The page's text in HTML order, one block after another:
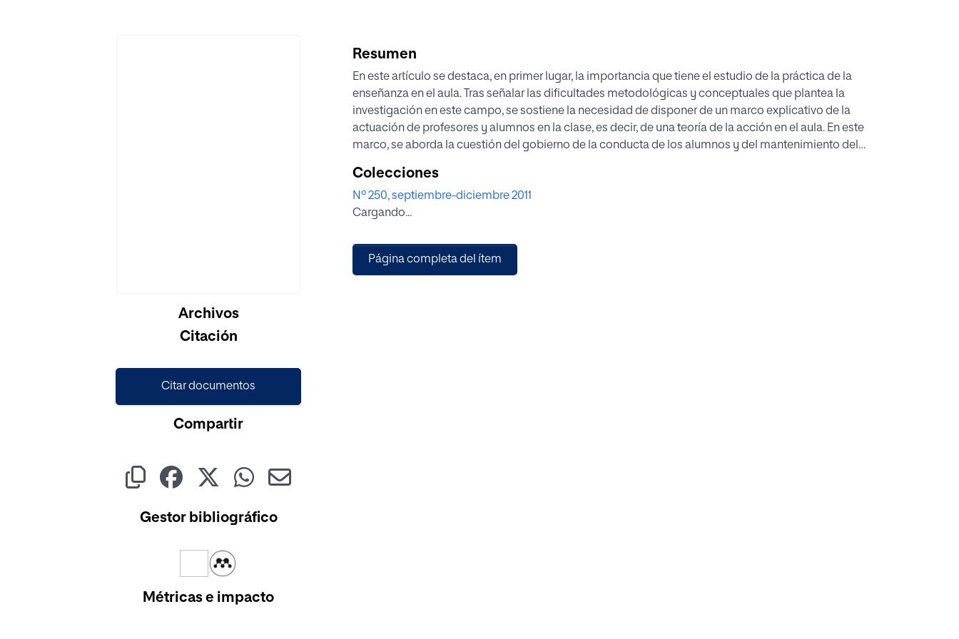
Archivos
Citación
Citar documentos
Compartir
Gestor bibliográfico
Métricas e impacto
Resumen
En este artículo se destaca, en primer lugar, la importancia que tiene el estudio de la práctica de la
enseñanza en el aula. Tras señalar las dificultades metodológicas y conceptuales que plantea la
investigación en este campo, se sostiene la necesidad de disponer de un marco explicativo de la
actuación de profesores y alumnos en la clase, es decir, de una teoría de la acción en el aula. En este
marco, se aborda la cuestión del gobierno de la conducta de los alumnos y del mantenimiento del
que utilizan los docentes y, en definitiva, de las actividades que se desarrollan en la clase. Finalmente
se apunta que el uso de métodos de enseñanza más tradicionales o más innovadores, tiene mucho
que ver con el problema del control de la conducta de los alumnos en el aula.
Colecciones
Nº 250, septiembre-diciembre 2011
Cargando...
Página completa del ítem